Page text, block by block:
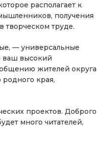
располагает к
получения
труде.
— универсальные
ваш высокий
жителей округа
края,
проектов. Доброго
много читателей,